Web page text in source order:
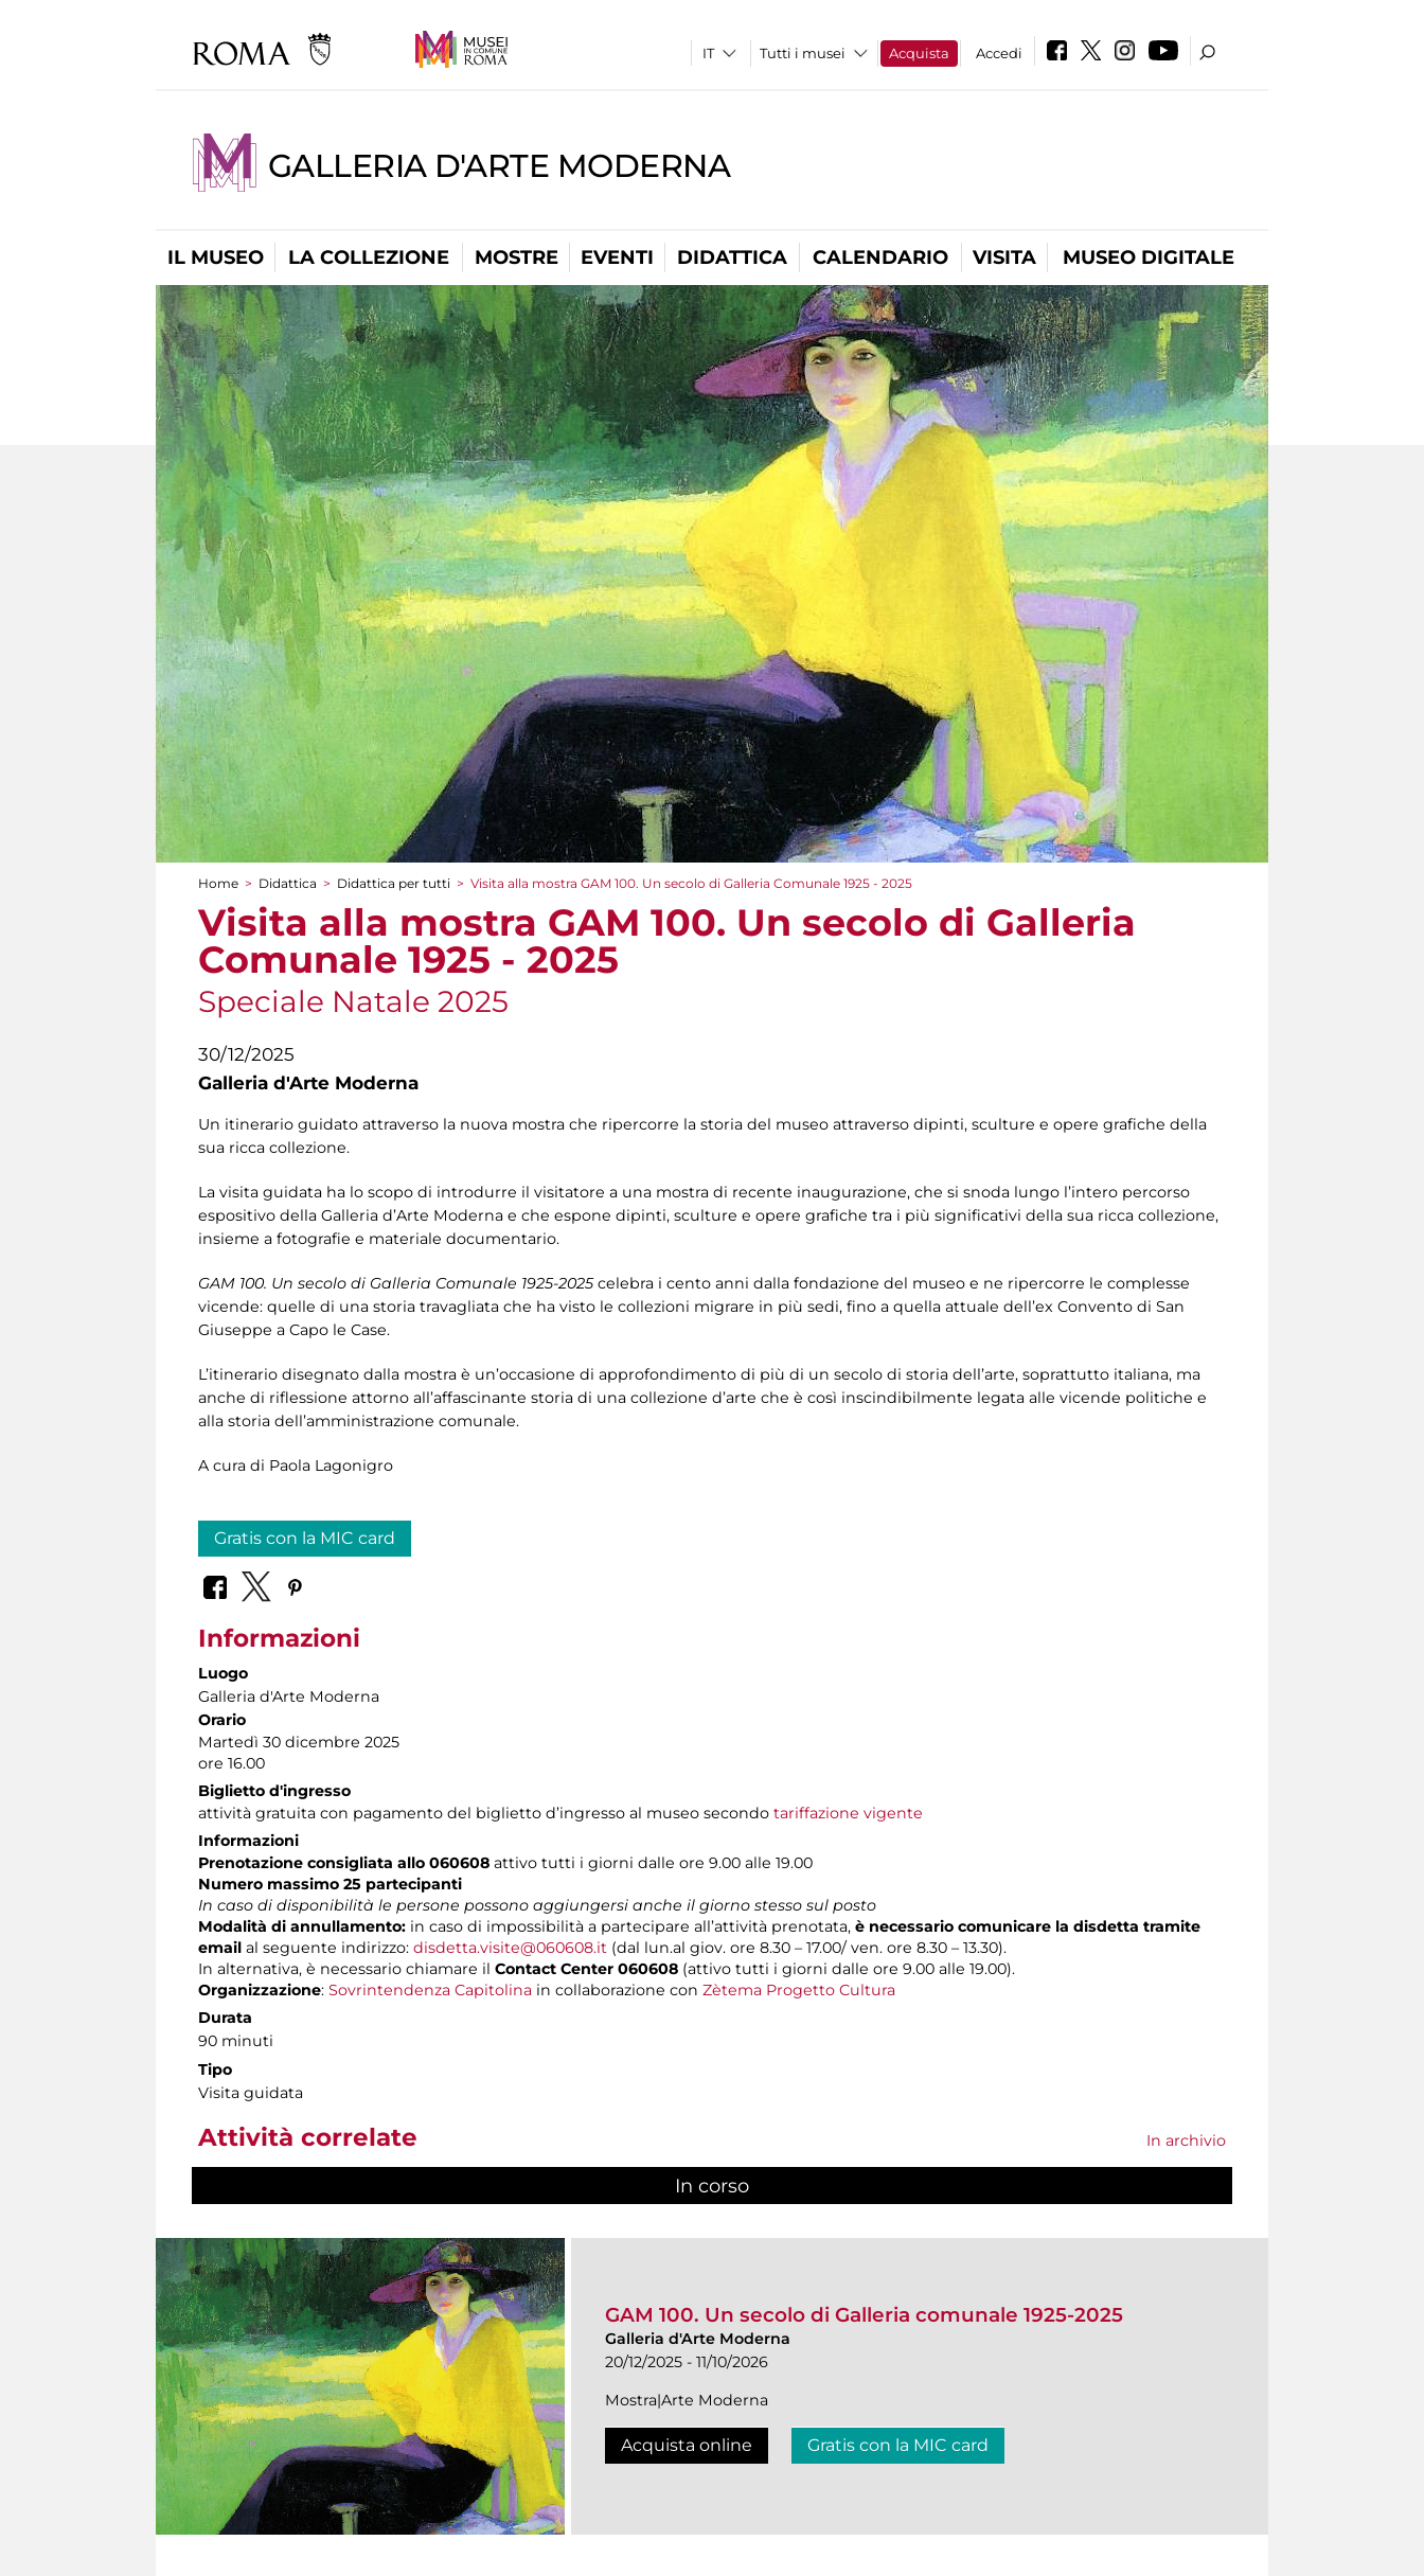
Tutti i musei Acquista Accedi
GALLERIA D'ARTE MODERNA
IL MUSEO LA COLLEZIONE MOSTRE EVENTI DIDATTICA CALENDARIO VISITA MUSEO DIGITALE
Tu sei qui
Home > Didattica > Didattica per tutti > Visita alla mostra GAM 100. Un secolo di Galleria Comunale 1925 - 2025
Visita alla mostra GAM 100. Un secolo di Galleria
Comunale 1925 - 2025
Speciale Natale 2025
30/12/2025
Galleria d'Arte Moderna
Un itinerario guidato attraverso la nuova mostra che ripercorre la storia del museo attraverso dipinti, sculture e opere grafiche della
sua ricca collezione.
La visita guidata ha lo scopo di introdurre il visitatore a una mostra di recente inaugurazione, che si snoda lungo l’intero percorso
espositivo della Galleria d’Arte Moderna e che espone dipinti, sculture e opere grafiche tra i più significativi della sua ricca collezione,
insieme a fotografie e materiale documentario.
GAM 100. Un secolo di Galleria Comunale 1925-2025celebra i cento anni dalla fondazione del museo e ne ripercorre le complesse
vicende: quelle di una storia travagliata che ha visto le collezioni migrare in più sedi, fino a quella attuale dell’ex Convento di San
Giuseppe a Capo le Case.
L’itinerario disegnato dalla mostra è un’occasione di approfondimento di più di un secolo di storia dell’arte, soprattutto italiana, ma
anche di riflessione attorno all’affascinante storia di una collezione d’arte che è così inscindibilmente legata alle vicende politiche e
alla storia dell’amministrazione comunale.
A cura di Paola Lagonigro
Gratis con la MIC card
Informazioni
Luogo
Galleria d'Arte Moderna
Orario
Martedì 30 dicembre 2025
ore 16.00
Biglietto d'ingresso
attività gratuita con pagamento del biglietto d’ingresso al museo secondo tariffazione vigente
Informazioni
Prenotazione consigliata allo 060608 attivo tutti i giorni dalle ore 9.00 alle 19.00
Numero massimo 25 partecipanti
In caso di disponibilità le persone possono aggiungersi anche il giorno stesso sul posto
Modalità di annullamento: in caso di impossibilità a partecipare all’attività prenotata, è necessario comunicare la disdetta tramite
email al seguente indirizzo: disdetta.visite@060608.it (dal lun.al giov. ore 8.30 – 17.00/ ven. ore 8.30 – 13.30).
In alternativa, è necessario chiamare il Contact Center 060608 (attivo tutti i giorni dalle ore 9.00 alle 19.00).
Organizzazione: Sovrintendenza Capitolina in collaborazione con Zètema Progetto Cultura
Durata
90 minuti
Tipo
Visita guidata
Attività correlate In archivio
In corso
GAM 100. Un secolo di Galleria comunale 1925-2025
Galleria d'Arte Moderna
20/12/2025 - 11/10/2026
Mostra|Arte Moderna
Acquista online Gratis con la MIC card